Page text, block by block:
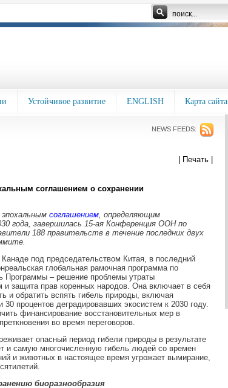
Устойчивое развитие ENGLISH Карта сайта
NEWS FEEDS:
| Печать |
соглашением о сохранении
эпохальным соглашением, определяющим
года, завершилась 15-ая Конференция ООН по
188 правительств в течение последних двух
под председательством Китая, в последний
глобальная рамочная программа по
Программы – решение проблемы утраты
и защита прав коренных народов. Она включает в себя
и обратить вспять гибель природы, включая
процентов деградировавших экосистем к 2030 году.
финансирование восстановительных мер в
во время переговоров.
опасный период гибели природы в результате
и самую многочисленную гибель людей со времен
и животных в настоящее время угрожает вымирание,
биоразнообразия